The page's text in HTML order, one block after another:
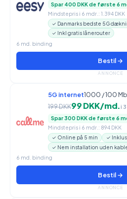
Spar 400 DKK de første 6
Mindstepris i 6 mdr.: 1.394 DKK
✓ Danmarks bedste 5G
✓ Inkl gratis lånerouter
6 md. binding
Bestil →
ANNONCE
5G internet1000 / 100
199 DKK99 DKK/md.i
Spar 300 DKK de første 6
Mindstepris i 6 mdr.: 894 DKK
✓ Online på 5 min
✓
✓ Nem installation uden
6 md. binding
Bestil →
ANNONCE